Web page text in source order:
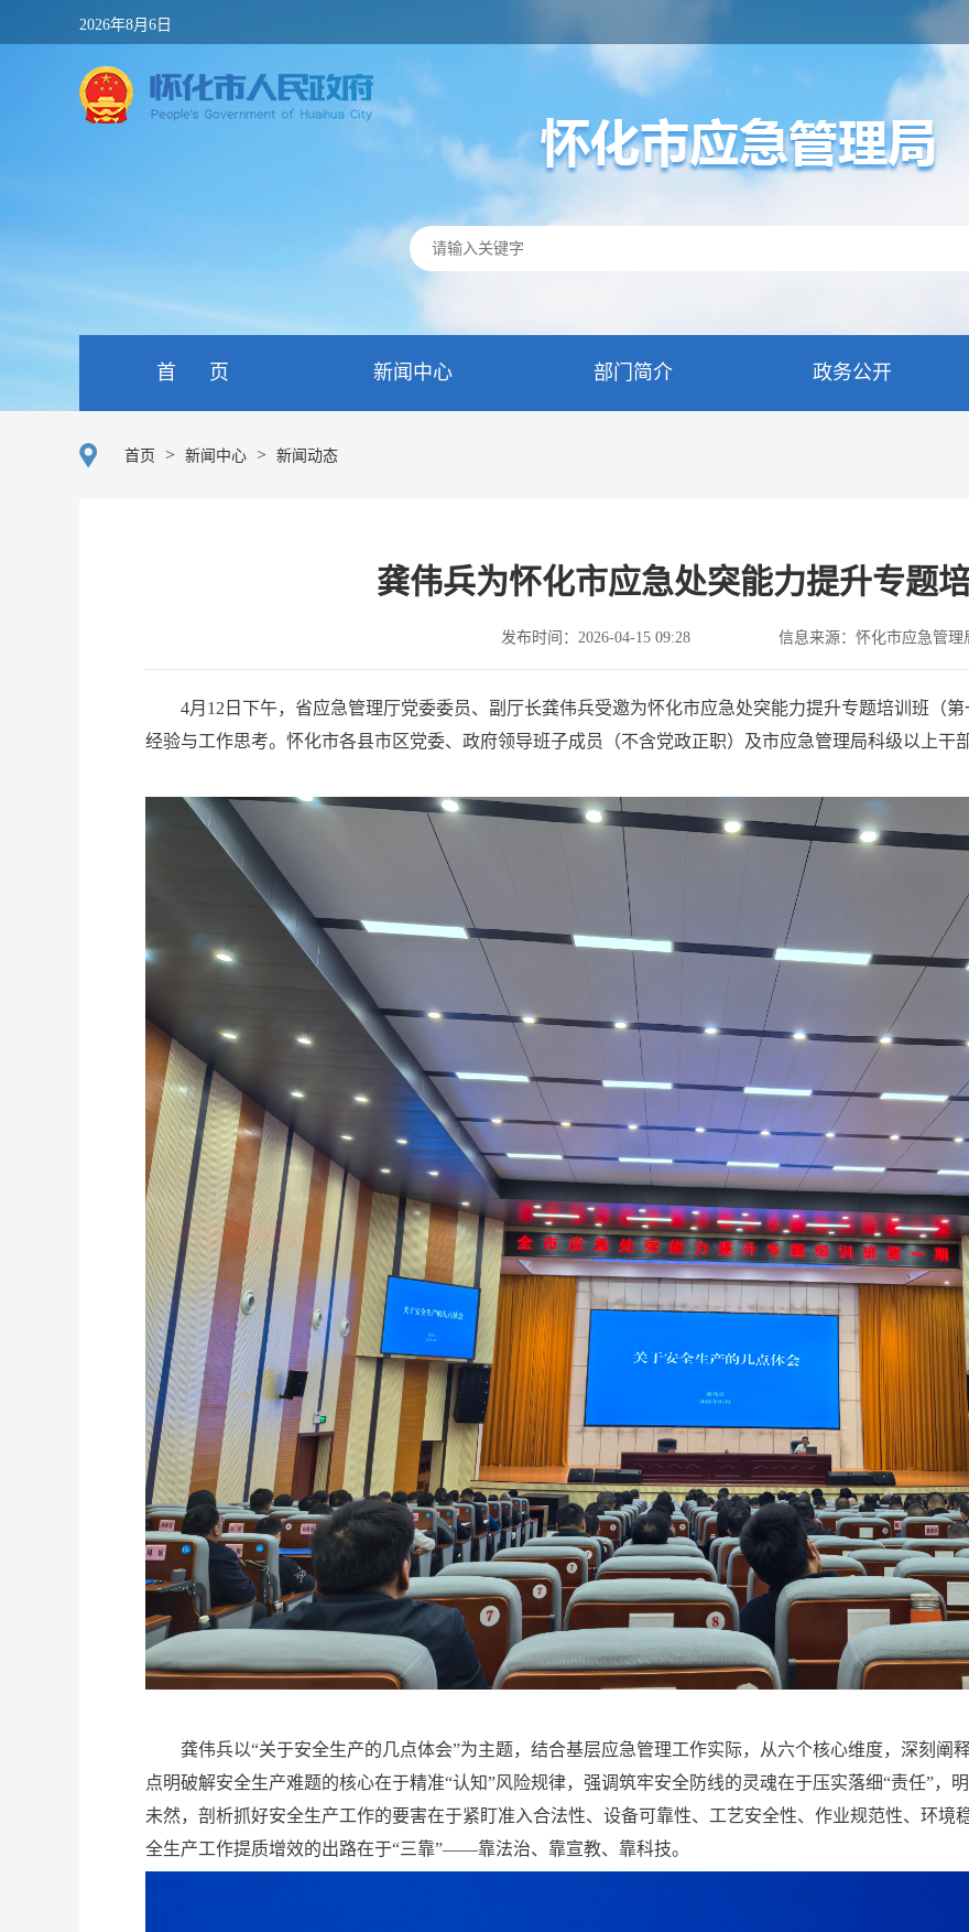
2026年8月6日
首 页 新闻中心 部门简介 政务公开
首页 > 新闻中心 > 新闻动态
龚伟兵为怀化市应急处突能力提升专题
发布时间：2026-04-15 09:28 信息来源：怀化市应急管理
4月12日下午，省应急管理厅党委委员、副厅长龚伟兵受邀为怀化市应急处突能力提升专题培训班（第
经验与工作思考。怀化市各县市区党委、政府领导班子成员（不含党政正职）及市应急管理局科级以上干
龚伟兵以“关于安全生产的几点体会”为主题，结合基层应急管理工作实际，从六个核心维度，深刻阐释
点明破解安全生产难题的核心在于精准“认知”风险规律，强调筑牢安全防线的灵魂在于压实落细“责任”，
未然，剖析抓好安全生产工作的要害在于紧盯准入合法性、设备可靠性、工艺安全性、作业规范性、环境
全生产工作提质增效的出路在于“三靠”——靠法治、靠宣教、靠科技。